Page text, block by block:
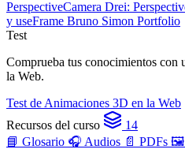
PerspectiveCamera Drei:
y useFrame Bruno Simon Portfolio
Test
Comprueba tus conocimientos con
la Web.
Test de Animaciones 3D en la Web
Recursos del curso
14
📘 Glosario 🎧 Audios 📄 PDFs 🖼️